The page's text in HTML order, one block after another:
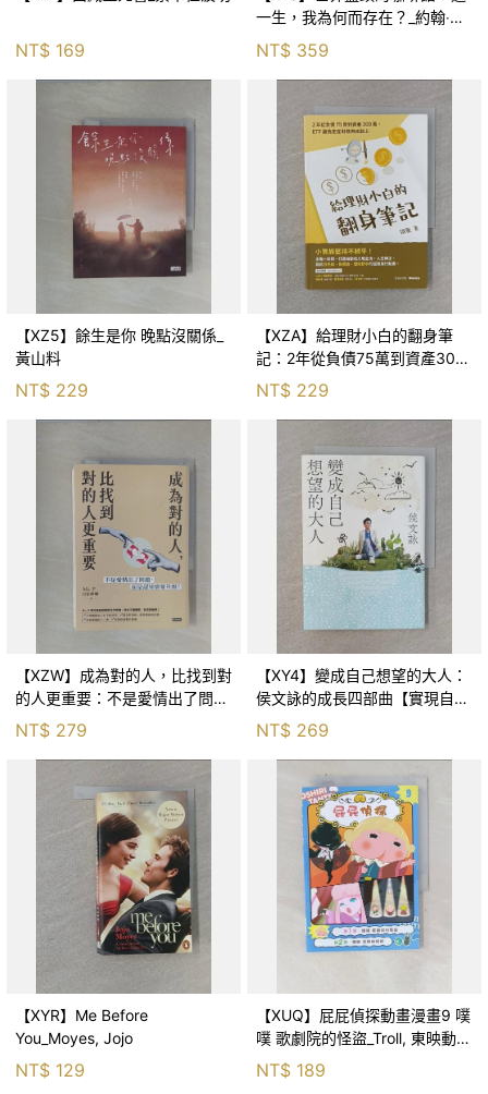
NT$ 169
一生，我為何而存在？_約翰‧史
崔勒基, Elsa
NT$ 359
【XZ5】餘生是你 晚點沒關係_
黃山料
NT$ 229
【XZA】給理財小白的翻身筆
記：2年從負債75萬到資產300
萬，ETF讓我走在財務自由路上_
鐵蛋
NT$ 229
【XZW】成為對的人，比找到對
的人更重要：不是愛情出了問
題，而是認知需要升級！_Mr. P
NT$ 279
【XY4】變成自己想望的大人：
侯文詠的成長四部曲【實現自
己】_侯文詠
NT$ 269
【XYR】Me Before
You_Moyes, Jojo
NT$ 129
【XUQ】屁屁偵探動畫漫畫9 噗
噗 歌劇院的怪盜_Troll, 東映動畫
株式會社, 張東君
NT$ 189